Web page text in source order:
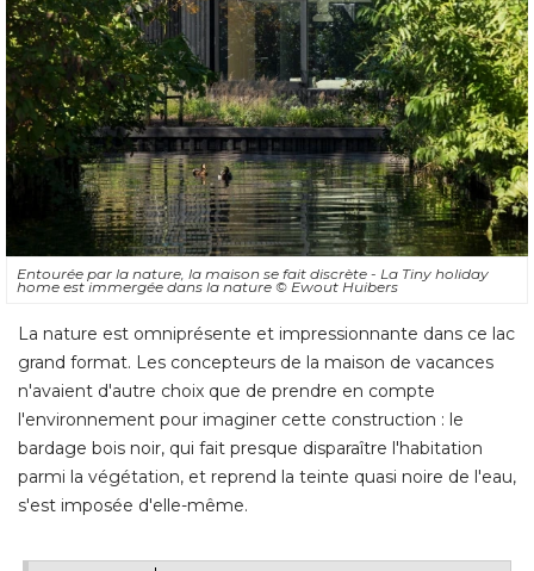
Entourée par la nature, la maison se fait discrète - La Tiny holiday
home est immergée dans la nature © Ewout Huibers
La nature est omniprésente et impressionnante dans ce lac
grand format. Les concepteurs de la maison de vacances
n'avaient d'autre choix que de prendre en compte
l'environnement pour imaginer cette construction : le
bardage bois noir, qui fait presque disparaître l'habitation
parmi la végétation, et reprend la teinte quasi noire de l'eau,
s'est imposée d'elle-même.